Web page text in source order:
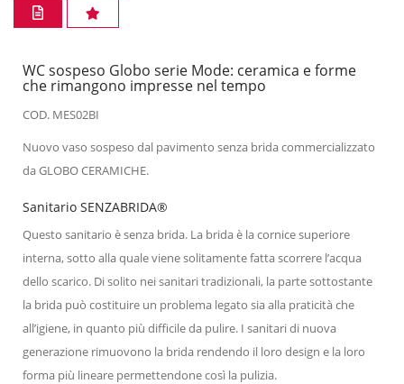
WC sospeso Globo serie Mode: ceramica e forme
che rimangono impresse nel tempo
COD. MES02BI
Nuovo vaso sospeso dal pavimento senza brida commercializzato
da GLOBO CERAMICHE.
Sanitario SENZABRIDA®
Questo sanitario è senza brida. La brida è la cornice superiore
interna, sotto alla quale viene solitamente fatta scorrere l’acqua
dello scarico. Di solito nei sanitari tradizionali, la parte sottostante
la brida può costituire un problema legato sia alla praticità che
all’igiene, in quanto più difficile da pulire. I sanitari di nuova
generazione rimuovono la brida rendendo il loro design e la loro
forma più lineare permettendone così la pulizia.